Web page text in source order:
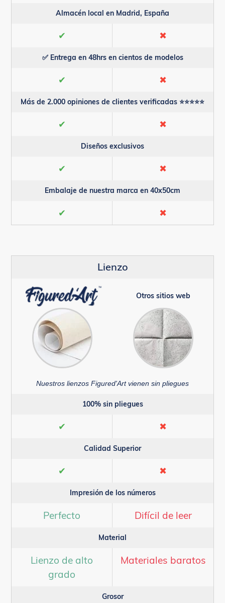
Almacén local en Madrid, España
✔ ✖
✅ Entrega en 48hrs en cientos de modelos
✔ ✖
Más de 2.000 opiniones de clientes verificadas ⭐⭐⭐⭐⭐
✔ ✖
Diseños exclusivos
✔ ✖
Embalaje de nuestra marca en 40x50cm
✔ ✖
Lienzo
Otros sitios web
Nuestros lienzos Figured'Art vienen sin pliegues
100% sin pliegues
✔ ✖
Calidad Superior
✔ ✖
Impresión de los números
Perfecto Difícil de leer
Material
Lienzo de alto
grado
Materiales baratos
Grosor